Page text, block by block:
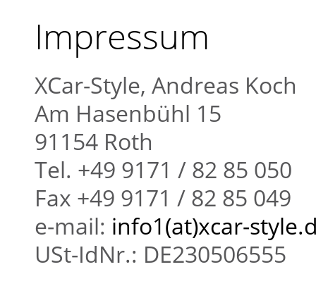
Impressum
XCar-Style, Andreas Koch
Am Hasenbühl 15
91154 Roth
Tel. +49 9171 / 82 85 050
Fax +49 9171 / 82 85 049
e-mail: info1(at)xcar-
USt-IdNr.: DE230506555